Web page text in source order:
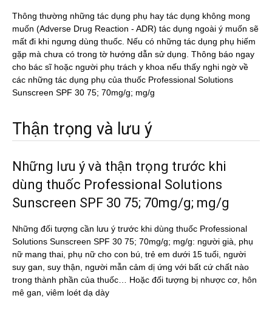
Thông thường những tác dụng phụ hay tác dụng không mong
muốn (Adverse Drug Reaction - ADR) tác dụng ngoài ý muốn sẽ
mất đi khi ngưng dùng thuốc. Nếu có những tác dụng phụ hiếm
gặp mà chưa có trong tờ hướng dẫn sử dụng. Thông báo ngay
cho bác sĩ hoặc người phụ trách y khoa nếu thấy nghi ngờ về
các những tác dụng phụ của thuốc Professional Solutions
Sunscreen SPF 30 75; 70mg/g; mg/g
Thận trọng và lưu ý
Những lưu ý và thận trọng trước khi
dùng thuốc Professional Solutions
Sunscreen SPF 30 75; 70mg/g; mg/g
Những đối tượng cần lưu ý trước khi dùng thuốc Professional
Solutions Sunscreen SPF 30 75; 70mg/g; mg/g: người già, phụ
nữ mang thai, phụ nữ cho con bú, trẻ em dưới 15 tuổi, người
suy gan, suy thận, người mẫn cảm dị ứng với bất cứ chất nào
trong thành phần của thuốc… Hoặc đối tượng bị nhược cơ, hôn
mê gan, viêm loét dạ dày